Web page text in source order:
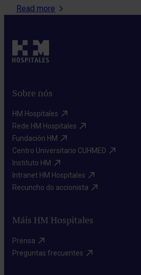
Read more
Sobre nós
HM Hospitales​
Rede HM Hospitales​
Fundación HM​
Centro Universitario CUHMED​
Instituto HM​
Intranet HM Hospitales​
Recuncho do accionista​
Máis HM Hospitales
Prensa​
Preguntas frecuentes​